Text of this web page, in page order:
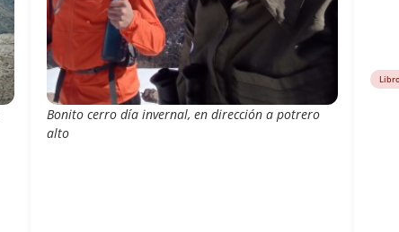
Bonito cerro día invernal, en dirección a potrero
alto